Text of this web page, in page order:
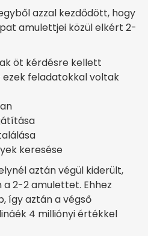
azzal kezdődött, hogy
amulettjei közül elkért 2-
öt kérdésre kellett
ezek feladatokkal voltak
keresése
aztán végül kiderült,
2-2 amulettet. Ehhez
így aztán a végső
4 milliónyi értékkel